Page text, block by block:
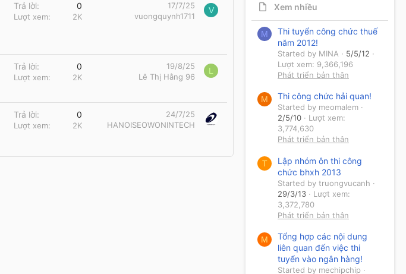
Trả lời 0
Lượt xem 2K
17/7/25
vuongquynh1711
V
Trả lời 0
Lượt xem 2K
19/8/25
Lê Thị Hằng 96
L
Trả lời 0
Lượt xem 2K
24/7/25
HANOISEOWONINTECH
Xem nhiều
M
Thi tuyển công chức thuế
năm 2012!
Started by MINA
5/5/12
Lượt xem: 9,366,196
Phát triển bản thân
M Thi công chức hải quan!
Started by meomalem
2/5/10
Lượt xem:
3,774,630
Phát triển bản thân
T
Lập nhóm ôn thi công
chức bhxh 2013
Started by truongvucanh
29/3/13
Lượt xem:
3,372,780
Phát triển bản thân
M
Tổng hợp các nội dung
liên quan đến việc thi
tuyển vào ngân hàng!
Started by mechipchip